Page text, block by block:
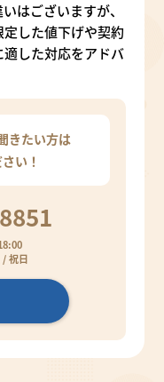
はございますが、
した値下げや契約
した対応をアドバ
きたい方は
い！
/ 祝日